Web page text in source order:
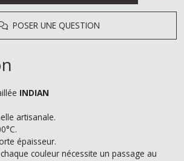
POSER UNE QUESTION
INDIAN
artisanale.
épaisseur.
couleur nécessite un passage au